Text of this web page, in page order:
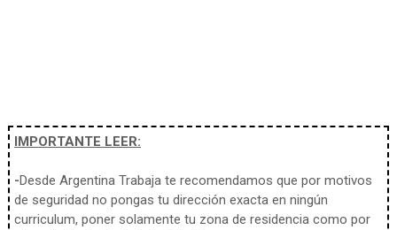
IMPORTANTE LEER:
-Desde Argentina Trabaja te recomendamos que por motivos
de seguridad no pongas tu dirección exacta en ningún
curriculum, poner solamente tu zona de residencia como por